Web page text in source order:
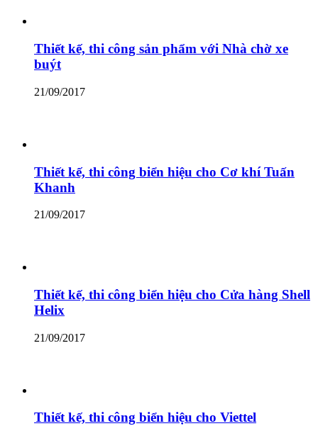
Thiết kế, thi công sản phẩm với Nhà chờ xe
buýt
21/09/2017
Thiết kế, thi công biển hiệu cho Cơ khí Tuấn
Khanh
21/09/2017
Thiết kế, thi công biển hiệu cho Cửa hàng Shell
Helix
21/09/2017
Thiết kế, thi công biển hiệu cho Viettel